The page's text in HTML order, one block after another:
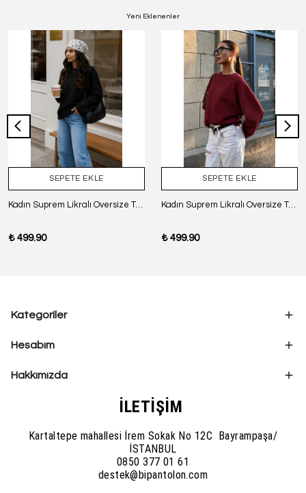
Yeni Eklenenler
SEPETE EKLE
Kadın Suprem Likralı Oversize T-Shirt - SİYAH
₺ 499.90
SEPETE EKLE
Kadın Suprem Likralı Oversize T-Shirt - BORDO
₺ 499.90
Kategoriler
Hesabım
Hakkımızda
İLETİŞİM
Kartaltepe mahallesi İrem Sokak No 12C Bayrampaşa/
İSTANBUL
0850 377 01 61
destek@bipantolon.com